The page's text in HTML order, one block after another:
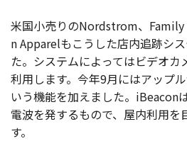
米国小売りのNordstrom、
n Apparelもこうした店内追跡シ
た。システムによってはビデオカ
利用します。今年9月にはアップ
いう機能を加えました。
電波を発するもので、屋内利用を
す。